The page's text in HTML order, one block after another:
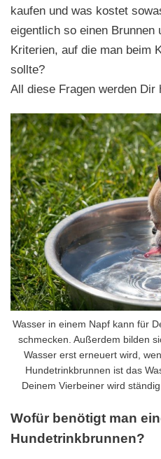
kaufen und was kostet
eigentlich so einen Brunnen
Kriterien, auf die man beim
sollte?
All diese Fragen werden Dir
Wasser in einem Napf kann für
schmecken. Außerdem bilden
Wasser erst erneuert wird,
Hundetrinkbrunnen ist das
Deinem Vierbeiner wird
Wofür benötigt man
Hundetrinkbrunnen?